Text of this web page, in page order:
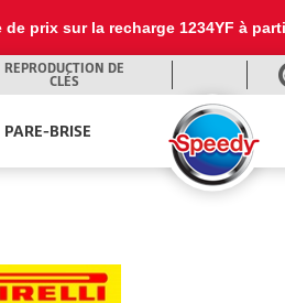
prix sur la recharge 1234YF à
REPRODUCTION DE
CLÉS
PARE-BRISE